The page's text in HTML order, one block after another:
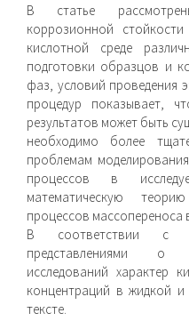
В статье
коррозионной
кислотной среде
подготовки образцов и
фаз, условий проведения
процедур показывает,
результатов может быть
необходимо более
проблемам
процессов в
математическую
процессов массопереноса
В соответствии с
представлениями о
исследований характер
концентраций в жидкой и
тексте.